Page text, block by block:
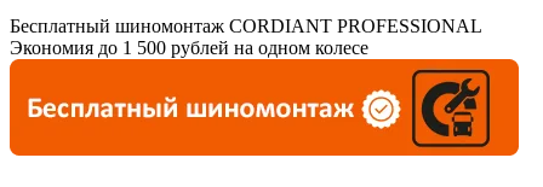
Бесплатный шиномонтаж CORDIANT PROFESSIONAL
Экономия до 1 500 рублей на одном колесе